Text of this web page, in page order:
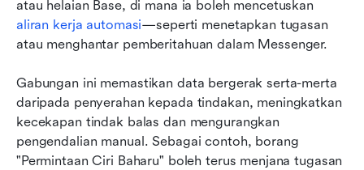
aliran kerja automasi—seperti menetapkan tugasan
atau menghantar pemberitahuan dalam Messenger.
Gabungan ini memastikan data bergerak serta-merta
daripada penyerahan kepada tindakan, meningkatkan
kecekapan tindak balas dan mengurangkan
pengendalian manual. Sebagai contoh, borang
"Permintaan Ciri Baharu" boleh terus menjana tugasan